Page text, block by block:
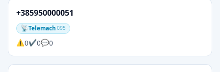
+385950000051
Telemach 095
0 0 0